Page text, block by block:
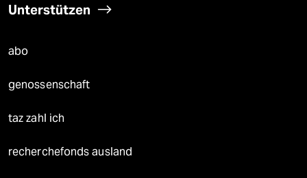
Unterstützen
abo
genossenschaft
taz zahl ich
recherchefonds ausland